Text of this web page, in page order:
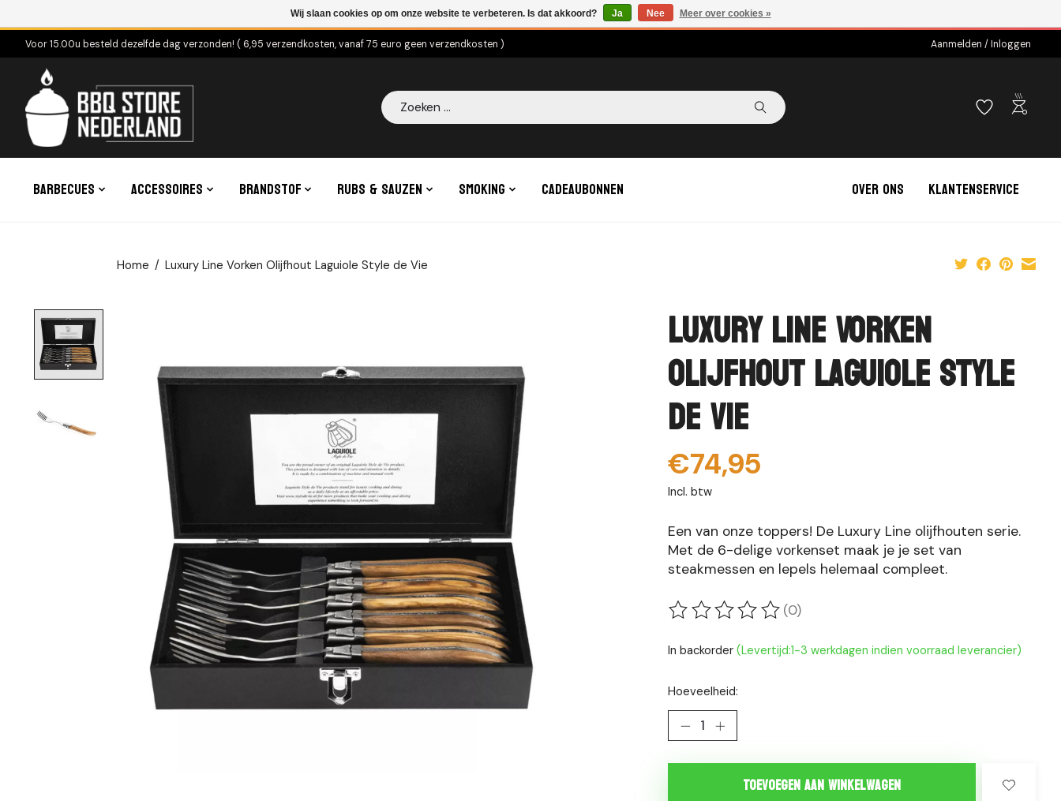
Voor 15.00u besteld dezelfde dag verzonden! ( 6,95 verzendkosten, vanaf 75 euro geen verzendkosten ) Aanmelden / Inloggen
Zoeken outdoor_grill
Barbecues Accessoires Brandstof Rubs & Sauzen Smoking Cadeaubonnen Over ons Klantenservice
Home / Luxury Line Vorken Olijfhout Laguiole Style de Vie
Luxury Line Vorken
Olijfhout Laguiole Style
de Vie
€74,95
Incl. btw
Een van onze toppers! De Luxury Line olijfhouten serie.
Met de 6-delige vorkenset maak je je set van
steakmessen en lepels helemaal compleet.
De beoordeling van dit product is
(0)
In backorder (Levertijd:1-3 werkdagen indien voorraad leverancier)
Hoeveelheid:
Toevoegen aan winkelwagen
Wij slaan cookies op om onze website te verbeteren. Is dat akkoord? Ja Nee Meer over cookies »